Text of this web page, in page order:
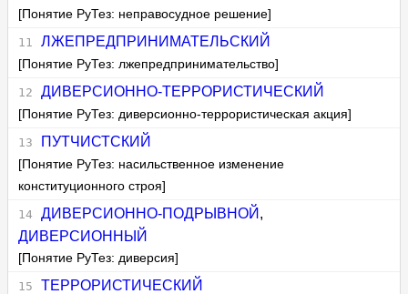
[Понятие РуТез: неправосудное решение]
ЛЖЕПРЕДПРИНИМАТЕЛЬСКИЙ
[Понятие РуТез: лжепредпринимательство]
ДИВЕРСИОННО-ТЕРРОРИСТИЧЕСКИЙ
[Понятие РуТез: диверсионно-террористическая акция]
ПУТЧИСТСКИЙ
[Понятие РуТез: насильственное изменение
конституционного строя]
ДИВЕРСИОННО-ПОДРЫВНОЙ ,
ДИВЕРСИОННЫЙ
[Понятие РуТез: диверсия]
ТЕРРОРИСТИЧЕСКИЙ